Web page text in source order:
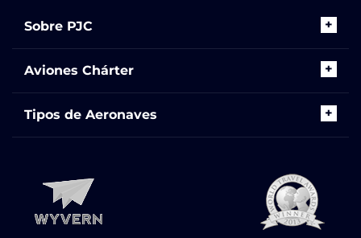
Sobre PJC
Aviones Chárter
Tipos de Aeronaves